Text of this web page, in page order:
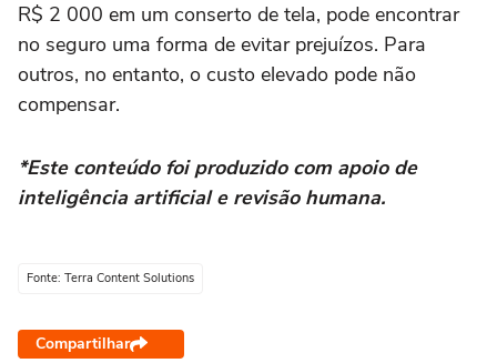
R$ 2 000 em um conserto de tela, pode encontrar
no seguro uma forma de evitar prejuízos. Para
outros, no entanto, o custo elevado pode não
compensar.
*Este conteúdo foi produzido com apoio de
inteligência artificial e revisão humana.
Fonte: Terra Content Solutions
Compartilhar